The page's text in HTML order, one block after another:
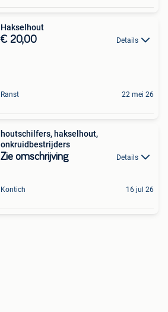
Hakselhout
€ 20,00 Details
Ranst 22 mei 26
houtschilfers, hakselhout,
onkruidbestrijders
Zie omschrijving Details
Kontich 16 jul 26